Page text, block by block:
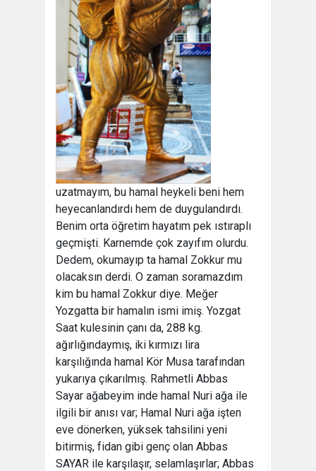
uzatmayım, bu hamal heykeli beni hem
heyecanlandırdı hem de duygulandırdı.
Benim orta öğretim hayatım pek ıstıraplı
geçmişti. Karnemde çok zayıfım olurdu.
Dedem, okumayıp ta hamal Zokkur mu
olacaksın derdi. O zaman soramazdım
kim bu hamal Zokkur diye. Meğer
Yozgatta bir hamalın ismi imiş. Yozgat
Saat kulesinin çanı da, 288 kg.
ağırlığındaymış, iki kırmızı lira
karşılığında hamal Kör Musa tarafından
yukarıya çıkarılmış. Rahmetli Abbas
Sayar ağabeyim inde hamal Nuri ağa ile
ilgili bir anısı var; Hamal Nuri ağa işten
eve dönerken, yüksek tahsilini yeni
bitirmiş, fidan gibi genç olan Abbas
SAYAR ile karşılaşır, selamlaşırlar; Abbas